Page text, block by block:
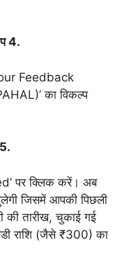
4.
Feedback
का विकल्प
पर क्लिक करें। अब
जिसमें आपकी पिछली
की तारीख, चुकाई गई
राशि (जैसे ₹300) का